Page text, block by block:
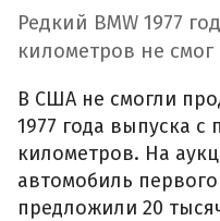
Редкий BMW 1977
километров не
В США не смогли
1977 года выпуска с
километров. На
автомобиль
предложили 20